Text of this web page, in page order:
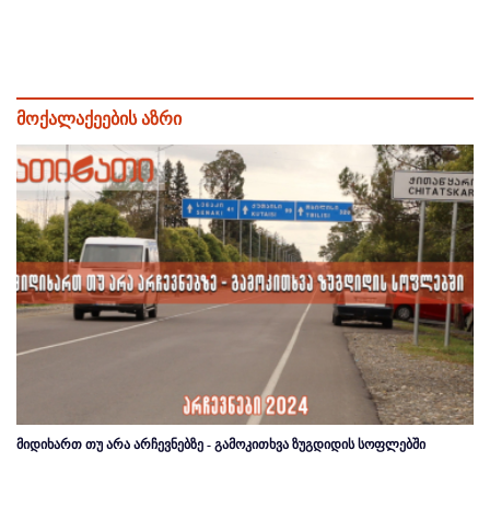
მოქალაქეების აზრი
მიდიხართ თუ არა არჩევნებზე - გამოკითხვა ზუგდიდის სოფლებში